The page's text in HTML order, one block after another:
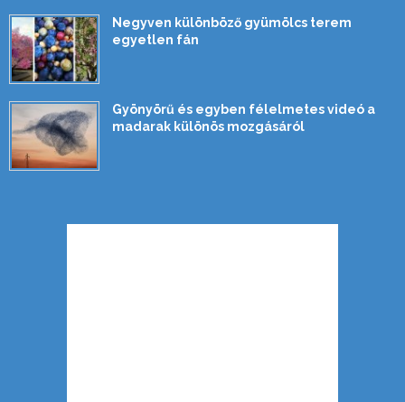
Negyven különböző gyümölcs terem
egyetlen fán
Gyönyörű és egyben félelmetes videó a
madarak különös mozgásáról